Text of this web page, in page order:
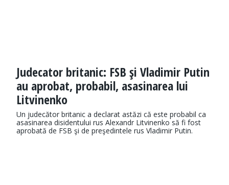
Judecator britanic: FSB şi Vladimir Putin
au aprobat, probabil, asasinarea lui
Litvinenko
Un judecător britanic a declarat astăzi că este probabil ca
asasinarea disidentului rus Alexandr Litvinenko să fi fost
aprobată de FSB şi de preşedintele rus Vladimir Putin.